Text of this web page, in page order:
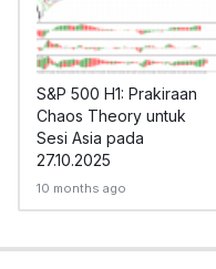
S&P 500 H1: Prakiraan
Chaos Theory untuk
Sesi Asia pada
27.10.2025
10 months ago